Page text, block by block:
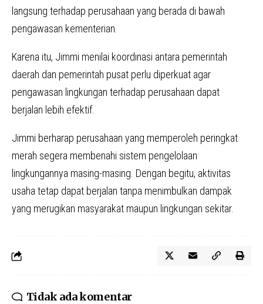
langsung terhadap perusahaan yang berada di bawah
pengawasan kementerian.
Karena itu, Jimmi menilai koordinasi antara pemerintah
daerah dan pemerintah pusat perlu diperkuat agar
pengawasan lingkungan terhadap perusahaan dapat
berjalan lebih efektif.
Jimmi berharap perusahaan yang memperoleh peringkat
merah segera membenahi sistem pengelolaan
lingkungannya masing-masing. Dengan begitu, aktivitas
usaha tetap dapat berjalan tanpa menimbulkan dampak
yang merugikan masyarakat maupun lingkungan sekitar.
Tidak ada komentar